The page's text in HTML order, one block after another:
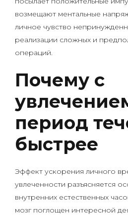
возмещают ментальные
личное чувство
реализации сложных и
операций.
Почему с
период
быстрее
Эффект ускорения личного
увлеченности разъясняется
внутренних естественных
мозг поглощен интересной